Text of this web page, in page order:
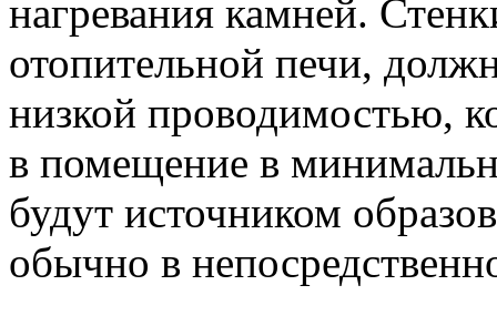
нагревания камней.
отопительной печи,
низкой проводимостью,
в помещение в
будут источником
обычно в